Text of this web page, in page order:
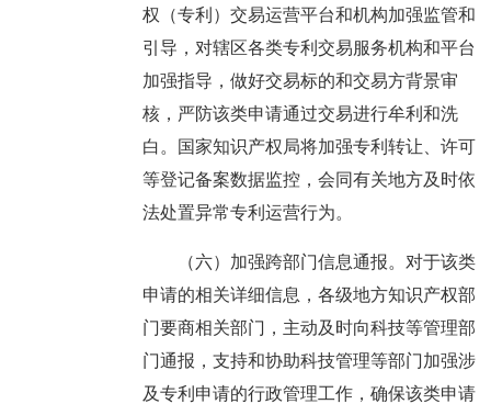
权（专利）交易运营平台和机构加强监管和
引导，对辖区各类专利交易服务机构和平台
加强指导，做好交易标的和交易方背景审
核，严防该类申请通过交易进行牟利和洗
白。国家知识产权局将加强专利转让、许可
等登记备案数据监控，会同有关地方及时依
法处置异常专利运营行为。
（六）加强跨部门信息通报。对于该类
申请的相关详细信息，各级地方知识产权部
门要商相关部门，主动及时向科技等管理部
门通报，支持和协助科技管理等部门加强涉
及专利申请的行政管理工作，确保该类申请